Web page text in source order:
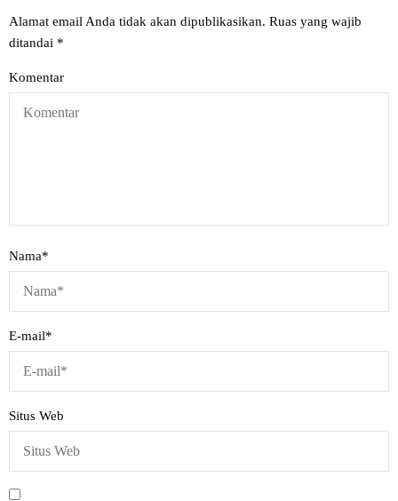
Alamat email Anda tidak akan dipublikasikan. Ruas yang wajib
ditandai *
Komentar
Nama*
E-mail*
Situs Web